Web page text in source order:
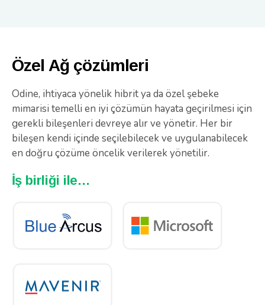
Özel Ağ çözümleri
Odine, ihtiyaca yönelik hibrit ya da özel şebeke
mimarisi temelli en iyi çözümün hayata geçirilmesi için
gerekli bileşenleri devreye alır ve yönetir. Her bir
bileşen kendi içinde seçilebilecek ve uygulanabilecek
en doğru çözüme öncelik verilerek yönetilir.
İş birliği ile…